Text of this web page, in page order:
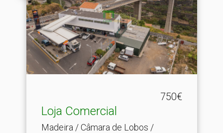
750€
Loja Comercial
Madeira / Câmara de Lobos /